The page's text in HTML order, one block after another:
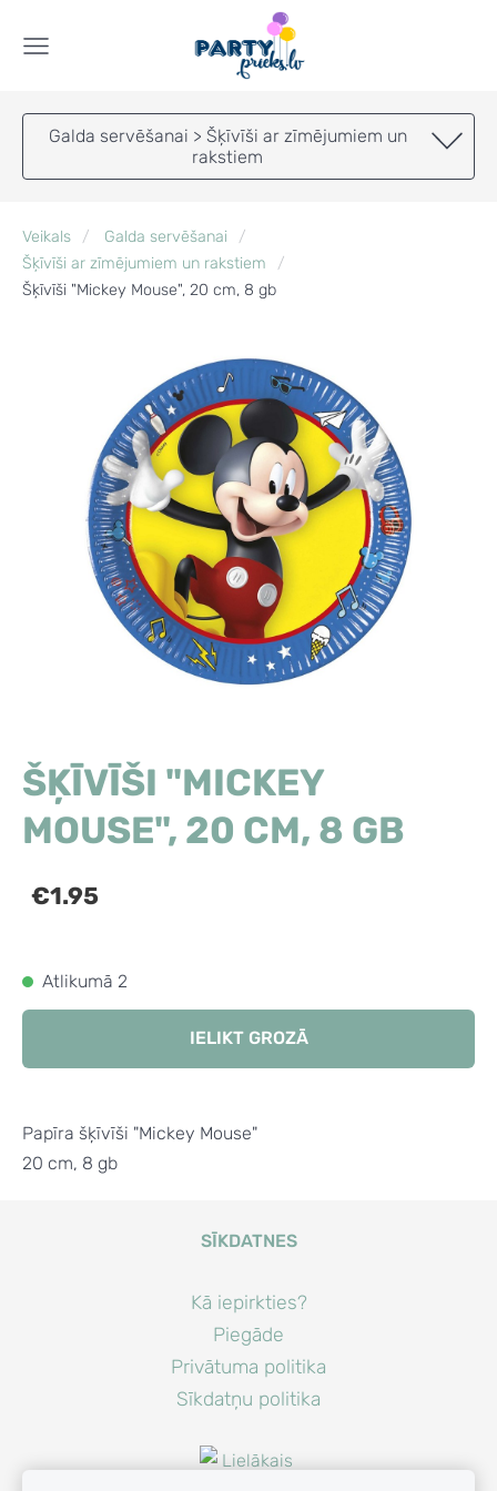
Galda servēšanai > Šķīvīši ar zīmējumiem un
rakstiem
Veikals
Galda servēšanai
Šķīvīši ar zīmējumiem un rakstiem
Šķīvīši "Mickey Mouse", 20 cm, 8 gb
ŠĶĪVĪŠI "MICKEY
MOUSE", 20 CM, 8 GB
€1.95
Atlikumā 2
IELIKT GROZĀ
Papīra šķīvīši "Mickey Mouse"
20 cm, 8 gb
SĪKDATNES
Kā iepirkties?
Piegāde
Privātuma politika
Sīkdatņu politika